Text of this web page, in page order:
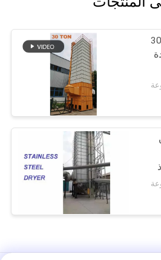
شنايدر إلكتريك بوكس ​​30